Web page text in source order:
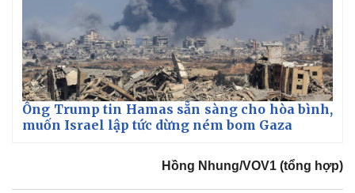
Kinh tế
Bất động sản
Khởi nghiệp
Thị trường
Giá vàng
Tiêu dùng
Tỷ giá
Giá cà phê
Ông Trump tin Hamas sẵn sàng cho hòa bình,
muốn Israel lập tức dừng ném bom Gaza
Hồng Nhung/VOV1 (tổng hợp)